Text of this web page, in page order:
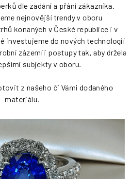
dle zadání a přání zákazníka.
nejnovější trendy v oboru
konaných v České republice i v
investujeme do nových technologií
zázemí i postupy tak, aby držela
subjekty v oboru.
z našeho či Vámi dodaného
materiálu.